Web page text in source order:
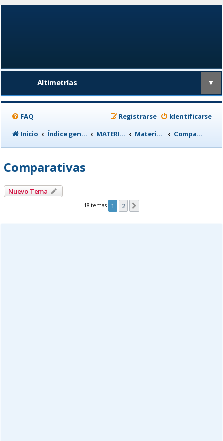
Altimetrías ▼
FAQ Identificarse
Registrarse
Inicio
Índice general MATERIAL CICLISTA Material para Entrenamiento Comparativas
Comparativas
Nuevo Tema
18 temas 1 2